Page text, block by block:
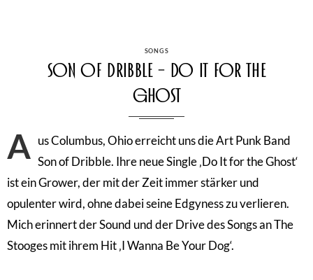
CATEGORIES
SONGS
Son of Dribble – Do It for the
Ghost
A us Columbus, Ohio erreicht uns die Art Punk Band
Son of Dribble. Ihre neue Single ‚Do It for the Ghost‘
ist ein Grower, der mit der Zeit immer stärker und
opulenter wird, ohne dabei seine Edgyness zu verlieren.
Mich erinnert der Sound und der Drive des Songs an The
Stooges mit ihrem Hit ‚I Wanna Be Your Dog‘.